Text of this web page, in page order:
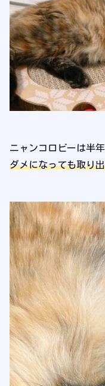
ニャンコロビーは半年
ダメになっても取り